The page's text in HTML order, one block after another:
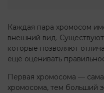
Каждая пара хромосом
внешний вид.
которые позволяют
ещё оценивать
Первая хромосома —
хромосома, тем больший